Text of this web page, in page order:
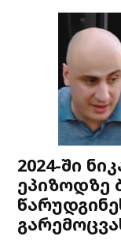
2024-ში
ეპიზოდზე